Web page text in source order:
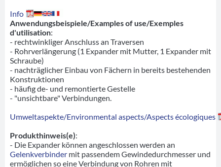
Info
Anwendungsbeispiele/Examples of use/Exemples
d'utilisation:
- rechtwinkliger Anschluss an Traversen
- Rohrverlängerung (1 Expander mit Mutter, 1 Expander mit
Schraube)
- nachträglicher Einbau von Fächern in bereits bestehenden
Konstruktionen
- häufig de- und remontierte Gestelle
- "unsichtbare" Verbindungen.
Umweltaspekte/Environmental aspects/Aspects écologiques
Produkthinweis(e):
- Die Expander können angeschlossen werden an
Gelenkverbinder mit passendem Gewindedurchmesser und
ermöglichen so eine Verbindung von Rohren mit